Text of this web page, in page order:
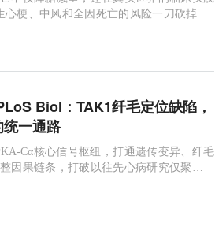
梗、中风和全因死亡的风险一刀砍掉了3
Biol：TAK1纤毛定位缺陷，
一通路
Cα核心信号枢纽，打通遗传变异、纤毛
因果链条，打破以往先心病研究仅聚焦心